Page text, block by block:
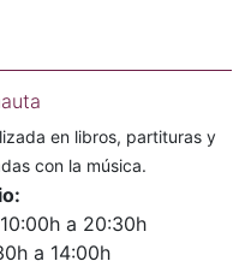
en libros, partituras y
con la música.
a 20:30h
a 14:00h